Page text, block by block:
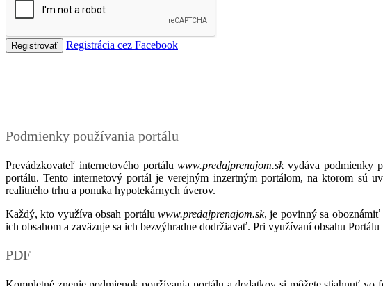
Registrácia cez Facebook
Podmienky používania portálu
Prevádzkovateľ internetového portáluwww.predajprenajom.skvydáva podmienky
portálu. Tento internetový portál je verejným inzertným portálom, na ktorom sú
realitného trhu a ponuka hypotekárnych úverov.
Každý, kto využíva obsah portálu www.predajprenajom.sk, je povinný sa oboznámiť
ich obsahom a zaväzuje sa ich bezvýhradne dodržiavať. Pri využívaní obsahu
PDF